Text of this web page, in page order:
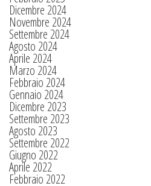
Dicembre 2024
Novembre 2024
Settembre 2024
Agosto 2024
Aprile 2024
Marzo 2024
Febbraio 2024
Gennaio 2024
Dicembre 2023
Settembre 2023
Agosto 2023
Settembre 2022
Giugno 2022
Aprile 2022
Febbraio 2022